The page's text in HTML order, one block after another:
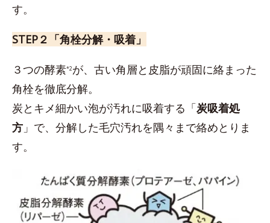
す。
STEP２「角栓分解・吸着」
３つの酵素*2が、古い角層と皮脂が頑固に絡まった
角栓を徹底分解。
炭とキメ細かい泡が汚れに吸着する「炭吸着処
方 」で、分解した毛穴汚れを隅々まで絡めとりま
す。